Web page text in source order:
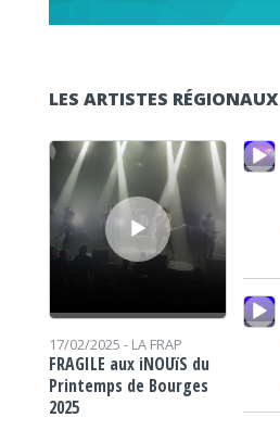
LES ARTISTES RÉGIONAUX
Lecteur audio
17/02/2025 - LA FRAP
FRAGILE aux iNOUïS du
Printemps de Bourges
2025
Lecteur audio
Lecteur audio